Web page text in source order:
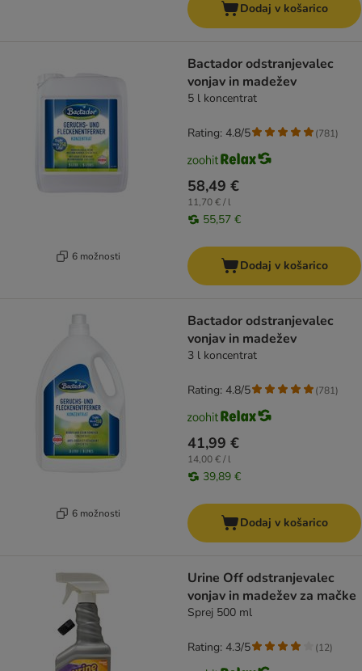
Dodaj v košarico
6 možnosti
Bactador odstranjevalec
vonjav in madežev
5 l koncentrat
58,49 €
11,70 € / l
55,57 €
Rating: 4.8/5 (781)
Dodaj v košarico
6 možnosti
Bactador odstranjevalec
vonjav in madežev
3 l koncentrat
41,99 €
14,00 € / l
39,89 €
Rating: 4.8/5 (781)
Dodaj v košarico
Urine Off odstranjevalec
vonjav in madežev za mačke
Sprej 500 ml
Rating: 4.3/5 (12)